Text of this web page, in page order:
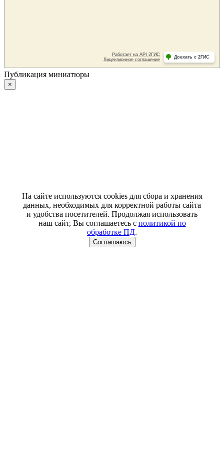
Публикация миниатюры
×
На сайте используются cookies для сбора и хранения
данных, необходимых для корректной работы сайта
и удобства посетителей. Продолжая использовать
наш сайт, Вы соглашаетесь с политикой по
обработке ПД.
Соглашаюсь